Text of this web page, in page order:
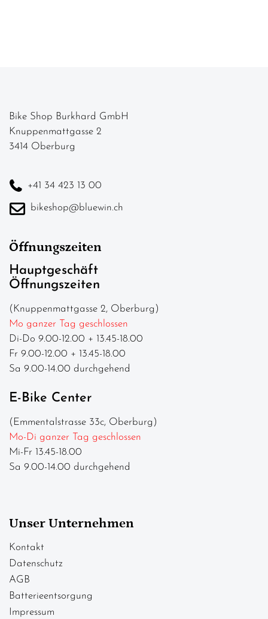
Bike Shop Burkhard GmbH
Knuppenmattgasse 2
3414 Oberburg
+41 34 423 13 00
bikeshop@bluewin.ch
Öffnungszeiten
Hauptgeschäft
Öffnungszeiten
(Knuppenmattgasse 2, Oberburg)
Mo ganzer Tag geschlossen
Di-Do 9.00-12.00 + 13.45-18.00
Fr 9.00-12.00 + 13.45-18.00
Sa 9.00-14.00 durchgehend
E-Bike Center
(Emmentalstrasse 33c, Oberburg)
Mo-Di ganzer Tag geschlossen
Mi-Fr 13.45-18.00
Sa 9.00-14.00 durchgehend
Unser Unternehmen
Kontakt
Datenschutz
AGB
Batterieentsorgung
Impressum